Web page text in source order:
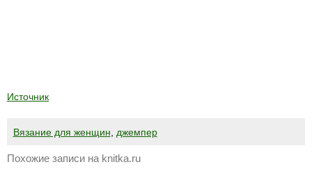
Источник
Вязание для женщин джемпер
Похожие записи на knitka.ru